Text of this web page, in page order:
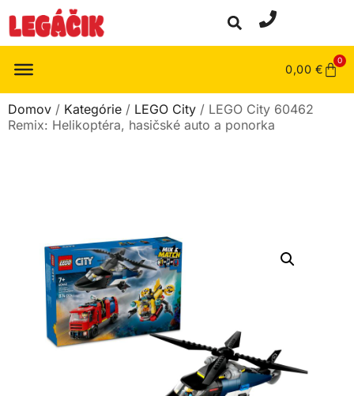
0,00 €
0
Domov / Kategórie / LEGO City / LEGO City 60462
Remix: Helikoptéra, hasičské auto a ponorka